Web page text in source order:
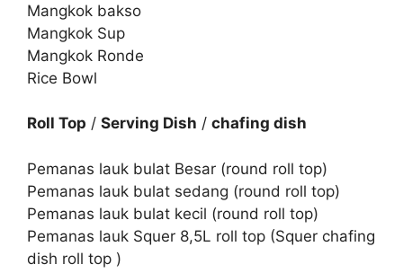
Mangkok bakso
Mangkok Sup
Mangkok Ronde
Rice Bowl
Roll Top / Serving Dish / chafing dish
Pemanas lauk bulat Besar (round roll top)
Pemanas lauk bulat sedang (round roll top)
Pemanas lauk bulat kecil (round roll top)
Pemanas lauk Squer 8,5L roll top (Squer chafing
dish roll top )